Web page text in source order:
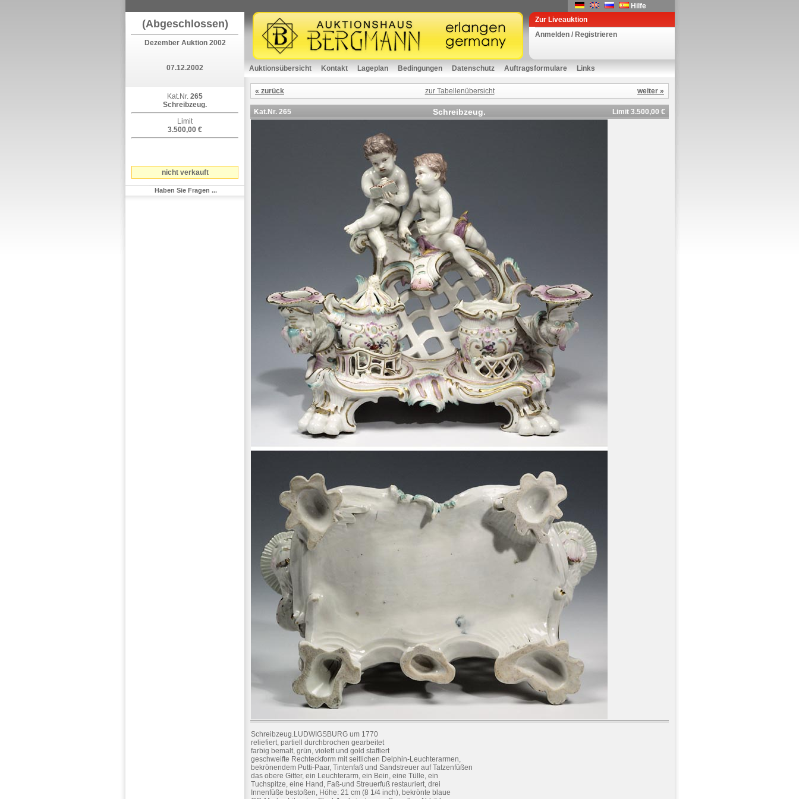
Hilfe
(Abgeschlossen)
Dezember Auktion 2002
07.12.2002
Kat.Nr. 265
Schreibzeug.
Limit
3.500,00 €
nicht verkauft
Haben Sie Fragen ...
Zur Liveauktion
Anmelden / Registrieren
Auktionsübersicht Kontakt Lageplan Bedingungen Datenschutz Auftragsformulare Links
« zurück zur Tabellenübersicht weiter »
Kat.Nr. 265 Schreibzeug. Limit 3.500,00 €
Schreibzeug.LUDWIGSBURG um 1770
reliefiert, partiell durchbrochen gearbeitet
farbig bemalt, grün, violett und gold staffiert
geschweifte Rechteckform mit seitlichen Delphin-Leuchterarmen,
bekrönendem Putti-Paar, Tintenfaß und Sandstreuer auf Tatzenfüßen
das obere Gitter, ein Leuchterarm, ein Bein, eine Tülle, ein
Tuchspitze, eine Hand, Faß-und Streuerfuß restauriert, drei
Innenfüße bestoßen, Höhe: 21 cm (8 1/4 inch), bekrönte blaue